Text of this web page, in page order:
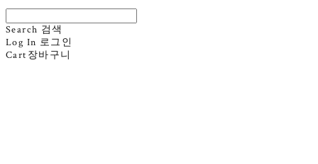
Search 검색
Log In 로그인
Cart 장바구니